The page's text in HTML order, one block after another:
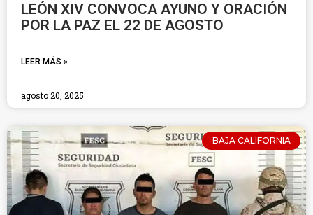
LEÓN XIV CONVOCA AYUNO Y ORACIÓN
POR LA PAZ EL 22 DE AGOSTO
LEER MÁS »
agosto 20, 2025
BAJA CALIFORNIA